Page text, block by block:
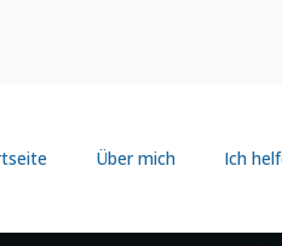
Über mich Ich